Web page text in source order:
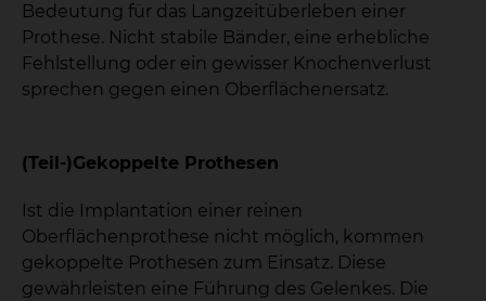
Bedeutung für das Langzeitüberleben einer
Prothese. Nicht stabile Bänder, eine erhebliche
Fehlstellung oder ein gewisser Knochenverlust
sprechen gegen einen Oberflächenersatz.
(Teil-)Gekoppelte Prothesen
Ist die Implantation einer reinen
Oberflächenprothese nicht möglich, kommen
gekoppelte Prothesen zum Einsatz. Diese
gewährleisten eine Führung des Gelenkes. Die